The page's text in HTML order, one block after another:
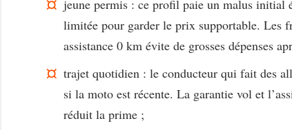
jeune permis : ce profil paie un malus initial
limitée pour garder le prix supportable. Les
assistance 0 km évite de grosses dépenses
trajet quotidien : le conducteur qui fait des
si la moto est récente. La garantie vol et
réduit la prime ;